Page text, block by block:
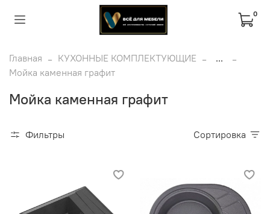
0
Главная КУХОННЫЕ КОМПЛЕКТУЮЩИЕ
...
Мойка каменная графит
Мойка каменная графит
Фильтры Сортировка